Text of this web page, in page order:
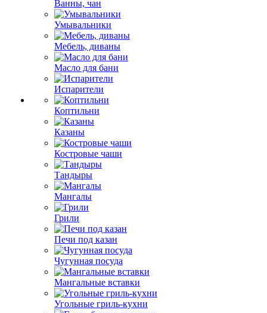
Ванны, чан
Умывальники
Мебель, диваны
Масло для бани
Испарители
Коптильни
Казаны
Костровые чаши
Тандыры
Мангалы
Грили
Печи под казан
Чугунная посуда
Мангальные вставки
Угольные гриль-кухни